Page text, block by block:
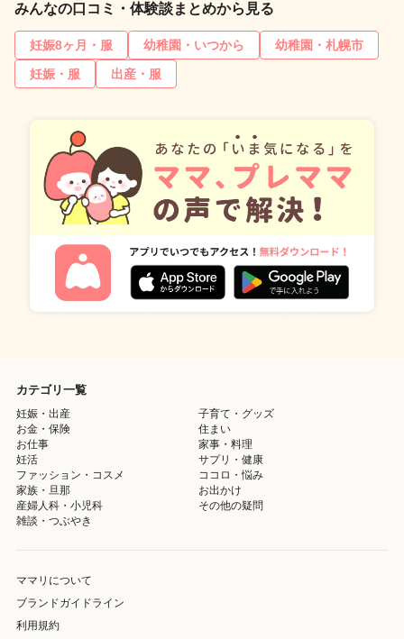
みんなの口コミ・体験談まとめから見る
妊娠8ヶ月・服 幼稚園・いつから
幼稚園・札幌市
妊娠・服
出産・服
カテゴリ一覧
妊娠・出産
子育て・グッズ
お金・保険
住まい
お仕事
家事・料理
妊活
サプリ・健康
ファッション・コスメ
ココロ・悩み
家族・旦那
お出かけ
産婦人科・小児科
その他の疑問
雑談・つぶやき
ママリについて
ブランドガイドライン
利用規約